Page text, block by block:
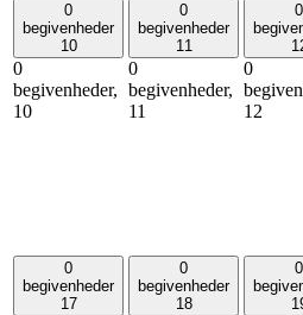
0
begivenheder
10
0
begivenheder,
10
0
begivenheder
11
0
begivenheder,
11
0
0
12
0
begivenheder
17
0
begivenheder
18
0